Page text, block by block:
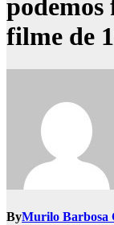
podemos
filme de
ByMurilo Barbosa